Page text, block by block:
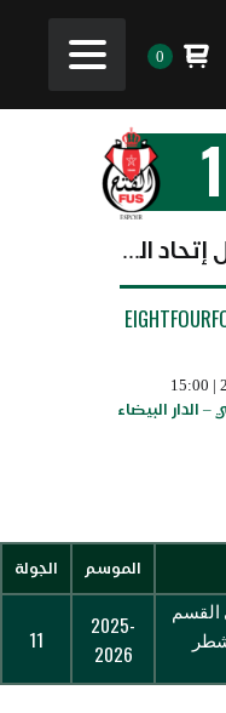
0
1
أمل إتحاد الفتح الرياضي
الدار البيضاء
الموسم الجولة
القسم
2025-
2026
11